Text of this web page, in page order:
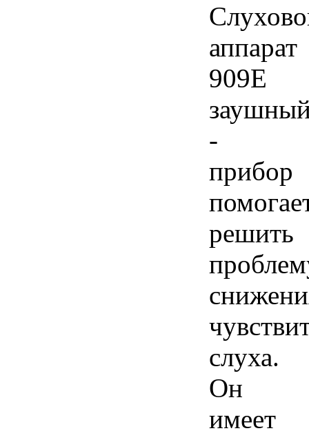
аппарат
909Е
-
прибор
решить
слуха.
Он
имеет